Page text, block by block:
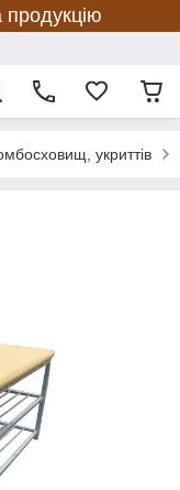
продукцію
укриттів